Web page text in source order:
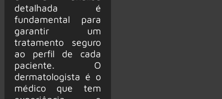
detalhada é
fundamental para
garantir um
tratamento seguro
ao perfil de cada
paciente. O
dermatologista é o
médico que tem